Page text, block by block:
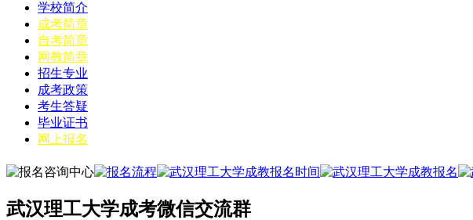
学校简介
成考简章
自考简章
网教简章
招生专业
成考政策
考生答疑
毕业证书
网上报名
武汉理工大学成考微信交流群